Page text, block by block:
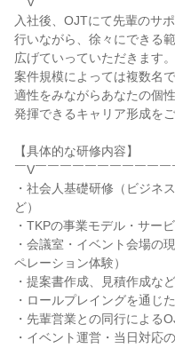
入社後、OJTにて先輩のサ
行いながら、徐々にできる
広げていっていただきます。
案件規模によっては複数名で
適性をみながらあなたの個
発揮できるキャリア形成をご
【具体的な研修内容】
￣V￣￣￣￣￣￣￣￣￣￣￣
・社会人基礎研修（ビジネ
ど）
・TKPの事業モデル・サー
・会議室・イベント会場の
ペレーション体験）
・提案書作成、見積作成な
・ロールプレイングを通じ
・先輩営業との同行による
・イベント運営・当日対応